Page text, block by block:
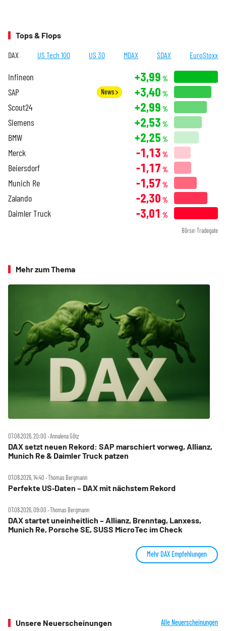
Tops & Flops
DAX US Tech 100 US 30 MDAX SDAX EuroStoxx
Infineon +3,99 %
SAP News +3,40 %
Scout24 +2,99 %
Siemens +2,53 %
BMW +2,25 %
Merck -1,13 %
Beiersdorf -1,17 %
Munich Re -1,57 %
Zalando -2,30 %
Daimler Truck -3,01 %
Börse: Tradegate
Mehr zum Thema
07.08.2026, 20:00 ‧ Annalena Götz
DAX setzt neuen Rekord: SAP marschiert vorweg, Allianz,
Munich Re & Daimler Truck patzen
07.08.2026, 14:40 ‧ Thomas Bergmann
Perfekte US‑Daten – DAX mit nächstem Rekord
07.08.2026, 09:00 ‧ Thomas Bergmann
DAX startet uneinheitlich – Allianz, Brenntag, Lanxess,
Munich Re, Porsche SE, SUSS MicroTec im Check
Mehr DAX Empfehlungen
Unsere Neuerscheinungen Alle Neuerscheinungen